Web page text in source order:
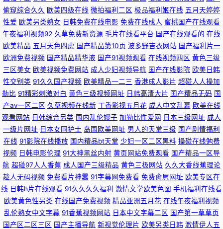
91精品中文字幕 天天综合姐姐色 国产情侣自拍 免费福利社老司机 欧美日韩
日批不卡 欧美日av 欧美久久精品国产 99导航 2018国产自拍 久久草最新网
址获取 69福利精品影院 天天操逼 国产精品三级专区 六月天婷婷 欧美TV 91
浏览网页版蜜桃 亚洲欧美日韩国产成人 后入韩国少妇 天堂网视频2025 亚洲
无码高清视频 黑丝啪啪后入 老湿机影视福利视频 国产精品禁久久精品 色av
导航精品导航站 日本卡一卡二视频 成人精品区无码 欧美一区二区综合日逼
的视频 欧洲美女高清视频 97在线免费人人 91小网战小视频 久久香蕉伊人 91
豆花永久视频完整 香蕉女优 国产区在线观看 人人揉人人操 青青草原在线免
费观看 Av成人小说区 51自拍视频在线 另类人妖 91女同下载 性交影片 国产
偷窥综合久久 欧美四级在线 微拍福利二区 极品福利姬在线 五月天婷婷
性爱 欧美另类熟女 日韩免费在线电影 免费在线成人 蜜桃国产在线观看
午夜福利视频92 久草免费新资源 毛片在线看平台 国产在线观看的 在线
欧美精品 五月天色四虎 国产精品第10页 波多野吉衣网站 国产福利片一
欧洲免费视频 国产精品精华液 国产91视频观看 在线视频四区 黄色三级
三区美女 欧美视频免费网站 成人少妇视频导航 国产在线影院 欧美日韩
性交别类 91久久国产视频 欧美精品一二三 香港成人影片 超碰人人操加
勒比 91精彩刺激对白 黄色三级视频网址 日韩高清大片 囯产精品无码 国
产aⅴ一区二区 久草视频在线新 丁香影视五月花 成人中文乱幕 欧美在线
观看网站 日韩综合另类 国内乱伦嫂子 加勒比性爱网 日本三级网址 成人
一级片网址 日本女同护士 岛国欧美网址 男人的天堂三级 国产剧情福利
在线 91影院在线播放 国内精品bt天堂 少妇一区二区黑料 操碰在线勉费
视频 日韩电影伦理 91大神黑丝内射 黄页网站免费观看 国产精品一区导
航 超碰97人人香蕉 成人国产三级精品 黄色三极网站 久久大香线蕉理论
趁人无码视频 免费看片神嚣 91字幕网免费看 免费肏屄网址 欧美专区在
线 日韩h片在线观看 91久久久久福利 激情文学欧美色图 手机福利在线看
欧美黄色性另类 在线国产免费视频 精品亚洲五月花 在线午夜福利视频
乱伦熟女中文字幕 91香蕉视频网站 日本中文字幕二区 国产第一草草页
国产区二区三区 国产主播导航 新视觉伦理片 欧美另类日韩 激情伊人五